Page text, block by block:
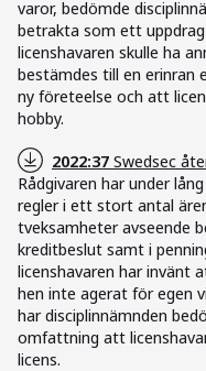
varor, bedömde
betrakta som ett
licenshavaren skulle ha
bestämdes till en
ny företeelse och att
hobby.
2022:37 Swedsec
Rådgivaren har under
regler i ett stort antal
tveksamheter avseende
kreditbeslut samt i
licenshavaren har
hen inte agerat för egen
har disciplinnämnden
omfattning att
licens.